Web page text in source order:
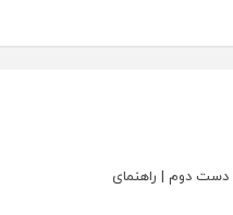
دست دوم | راهنمای